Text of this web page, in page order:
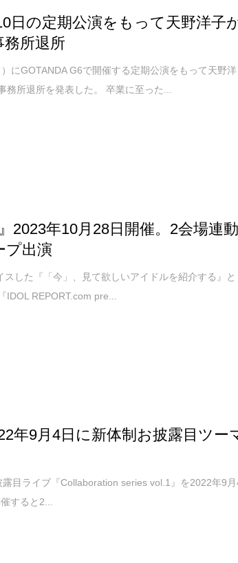
日の定期公演をもって天野洋子
務所退所
にGOTANDA G6で開催する定期公演をもって天野洋
務所退所を発表した。 卒業に至った...
2023年10月28日開催。2会場連
プ出演
スした『「今」、見て欲しいアイドルを紹介する』と
REPORT.com pre...
年9月4日に新体制お披露目ツー
目ライブ『Collaboration series vol.1』を2022年9
すると2...